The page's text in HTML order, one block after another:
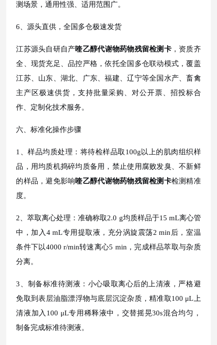
测场景，通用性强、适用范围广。
6、源头直供，全国多仓极速发货
江苏源头自研自产喹乙醇代谢物药物残留检测卡，资质齐
全、现货充足、品控严格，依托全国多仓联动模式，覆盖
江苏、山东、湖北、广东、福建、辽宁等全国水产、畜禽
主产区极速供货，支持批量采购、对公开票、招投标合
作、定制化技术服务。
六、标准化操作步骤
1、样品均质处理：将待检样品取100g以上的肌肉组织样
品，用均质机捣碎均质备用，禁止使用腐败发臭、不新鲜
的样品，避免影响喹乙醇代谢物药物残留检测卡检测精准
度。
2、萃取离心处理：准确称取2.0 g均质样品于15 mL离心管
中，加入4 mL专用提取液，充分涡旋震荡2 min后，室温
条件下以4000 r/min转速离心5 min，完成样品萃取与杂质
分离。
3、制备标准待测液：小心吸取离心后的上清液，严格避
免取到表层油脂漂浮物与底层沉淀杂质，精准取100 μL上
清液加入100 μL专用稀释液中，交替摇晃30s混合均匀，
制备完成标准待测液。